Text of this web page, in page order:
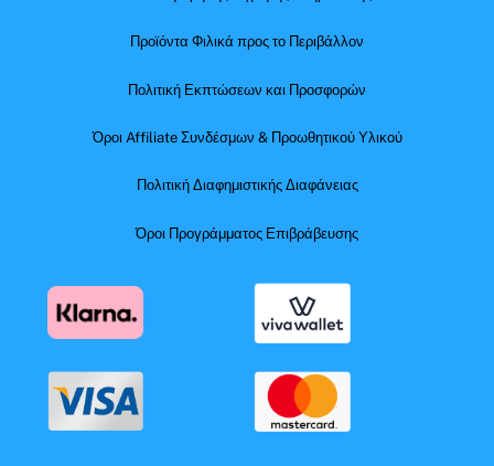
Προϊόντα Φιλικά προς το Περιβάλλον
Πολιτική Εκπτώσεων και Προσφορών
Όροι Affiliate Συνδέσμων & Προωθητικού Υλικού
Πολιτική Διαφημιστικής Διαφάνειας
Όροι Προγράμματος Επιβράβευσης